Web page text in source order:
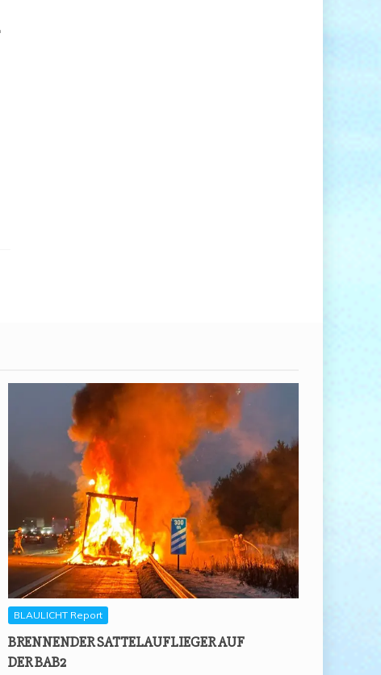
BLAULICHT Report
BREN­NEN­DER SAT­TEL­AUF­LIE­GER AUF
DER BAB2